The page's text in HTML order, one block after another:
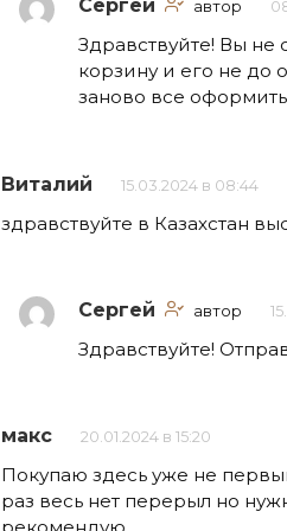
Сергей автор
Здравствуйте! Вы
корзину и его не до
заново все
Виталий 15.03.2024 в 08:44
здравствуйте в Казахстан
Сергей автор
Здравствуйте!
макс 20.01.2024 в 15:20
Покупаю здесь уже не
раз весь нет перерыл но